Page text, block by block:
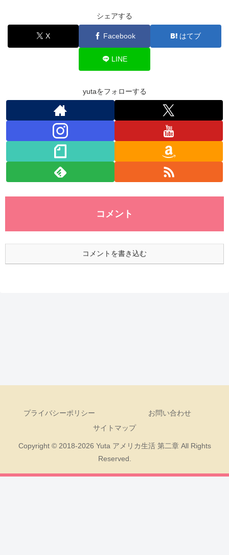
e
b
er
e
dI
at
s
A
p
p
ck
et
シェアする
X Facebook はてブ
LINE
yutaをフォローする
コメント
コメントを書き込む
プライバシーポリシー
お問い合わせ
サイトマップ
Copyright © 2018-2026 Yuta アメリカ生活 第二章 All Rights
Reserved.